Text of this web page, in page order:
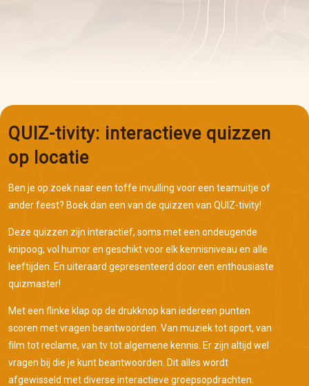
QUIZ-tivity: interactieve quizzen
op locatie
Ben je op zoek naar een toffe invulling voor een teamuitje of
ander feest? Boek dan een van de quizzen van QUIZ-tivity!
Deze quizzen zijn interactief, soms met een ondeugende
knipoog, vol humor en geschikt voor elk kennisniveau en alle
leeftijden. En uiteraard gepresenteerd door een enthousiaste
quizmaster!
Met een flinke klap op de drukknop kan iedereen punten
scoren met vragen beantwoorden. Van muziek tot sport, van
film tot reclame, van tv tot algemene kennis. Er zijn altijd wel
vragen bij die je kunt beantwoorden. Dit alles wordt
afgewisseld met diverse interactieve groepsopdrachten.